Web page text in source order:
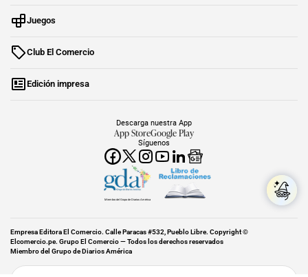
Juegos
Club El Comercio
Edición impresa
Síguenos
Descarga nuestra App
App StoreGoogle Play
Miembro del Grupo de Diarios América
Empresa Editora El Comercio. Calle Paracas #532, Pueblo Libre. Copyright ©
Elcomercio.pe. Grupo El Comercio — Todos los derechos reservados
Miembro del Grupo de Diarios América